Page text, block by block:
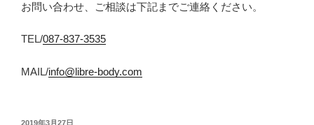
お問い合わせ、ご相談は下記までご連絡ください。
TEL/087-837-3535
MAIL/info@libre-body.com
投
2019年3月27日